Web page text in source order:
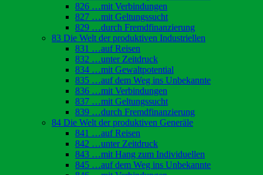
826 …mit Verbindungen
827 …mit Geltungssucht
829 …durch Fremdfinanzierung
83 Die Welt der produktiven Industriellen
831 …auf Reisen
832 …unter Zeitdruck
834 …mit Gewaltpotential
835 …auf dem Weg ins Unbekannte
836 …mit Verbindungen
837 …mit Geltungssucht
839 …durch Fremdfinanzierung
84 Die Welt der produktiven Generäle
841 …auf Reisen
842 …unter Zeitdruck
843 …mit Hang zum Individuellen
845 …auf dem Weg ins Unbekannte